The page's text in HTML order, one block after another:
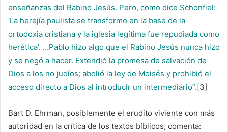
enseñanzas del Rabino Jesús. Pero, como dice Schonfiel:
‘La herejía paulista se transformo en la base de la
ortodoxia cristiana y la iglesia legítima fue repudiada como
herética’. …Pablo hizo algo que el Rabino Jesús nunca hizo
y se negó a hacer. Extendió la promesa de salvación de
Dios a los no judíos; abolió la ley de Moisés y prohibió el
acceso directo a Dios al introducir un intermediario”.[3]
Bart D. Ehrman, posiblemente el erudito viviente con más
autoridad en la crítica de los textos bíblicos, comenta: